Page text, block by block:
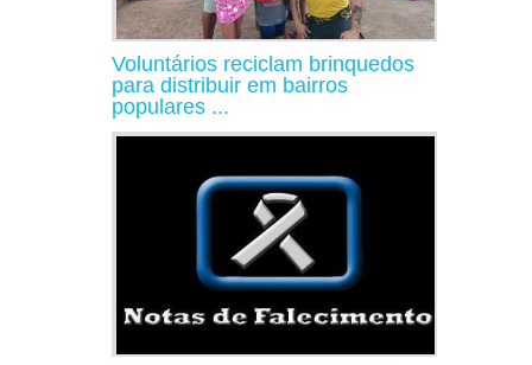
Voluntários reciclam brinquedos
para distribuir em bairros
populares ...